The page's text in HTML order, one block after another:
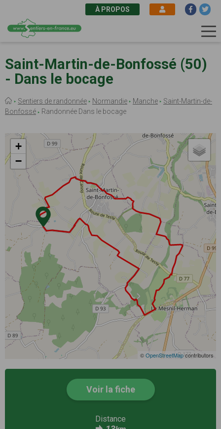
au
contenu
principal
À PROPOS
Saint-Martin-de-Bonfossé (50)
- Dans le bocage
Fil
d'Ariane
Sentiers de randonnée Normandie Manche
Saint-Martin-de-
Bonfossé
Randonnée Dans le bocage
+
−
©OpenStreetMapcontributors
Voir la fiche
Distance